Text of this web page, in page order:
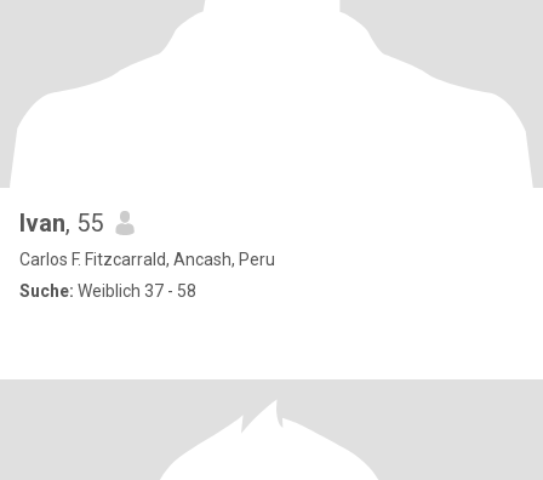
Ivan, 55
Carlos F. Fitzcarrald, Ancash, Peru
Suche: Weiblich 37 - 58